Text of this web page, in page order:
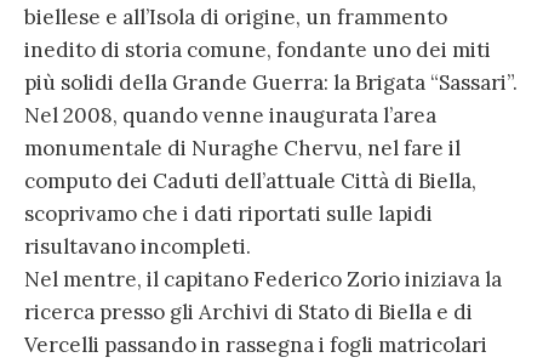
biellese e all’Isola di origine, un frammento
inedito di storia comune, fondante uno dei miti
più solidi della Grande Guerra: la Brigata “Sassari”.
Nel 2008, quando venne inaugurata l’area
monumentale di Nuraghe Chervu, nel fare il
computo dei Caduti dell’attuale Città di Biella,
scoprivamo che i dati riportati sulle lapidi
risultavano incompleti.
Nel mentre, il capitano Federico Zorio iniziava la
ricerca presso gli Archivi di Stato di Biella e di
Vercelli passando in rassegna i fogli matricolari